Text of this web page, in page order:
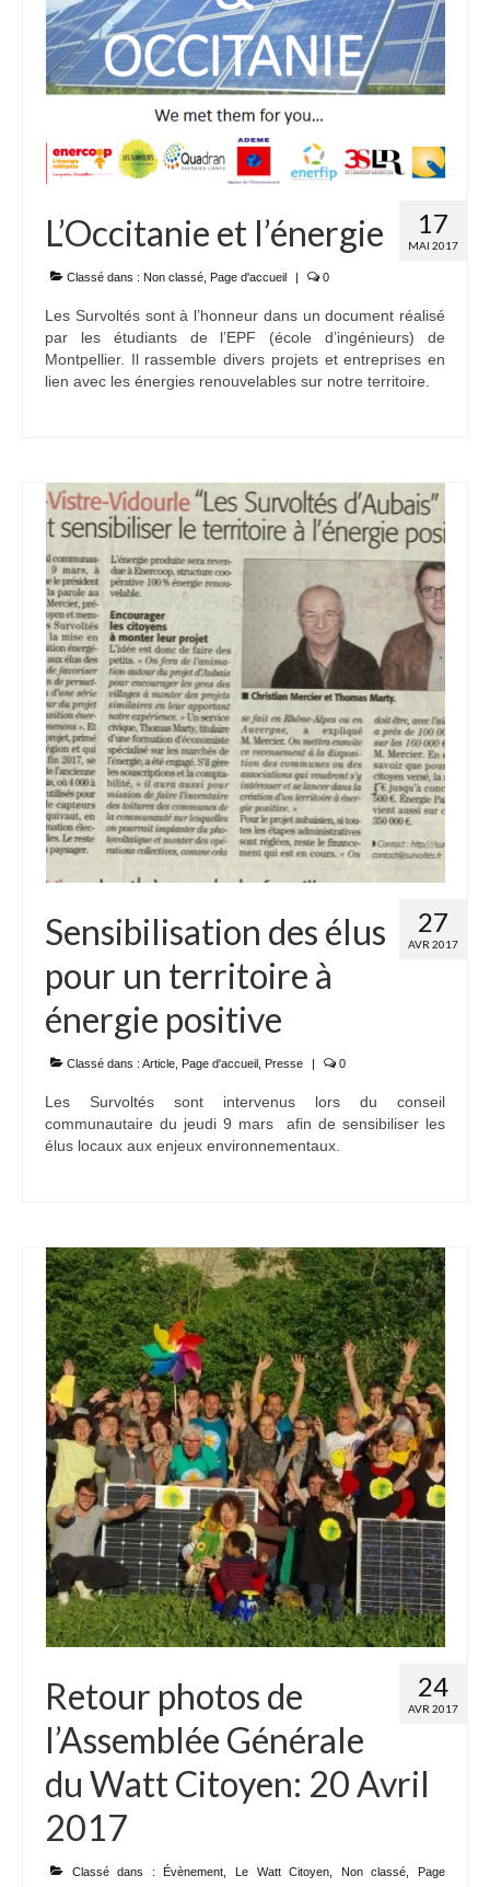
17
MAI 2017
L’Occitanie et l’énergie
Classé dans : Non classé Page d'accueil | 0
Les Survoltés sont à l’honneur dans un document réalisé
par les étudiants de l’EPF (école d’ingénieurs) de
Montpellier. Il rassemble divers projets et entreprises en
lien avec les énergies renouvelables sur notre territoire.
27
AVR 2017
Sensibilisation des élus
pour un territoire à
énergie positive
Classé dans : Article Page d'accueil Presse | 0
Les Survoltés sont intervenus lors du conseil
communautaire du jeudi 9 mars afin de sensibiliser les
élus locaux aux enjeux environnementaux.
24
AVR 2017
Retour photos de
l’Assemblée Générale
du Watt Citoyen: 20 Avril
2017
Classé dans : Évènement Le Watt Citoyen Non classé Page